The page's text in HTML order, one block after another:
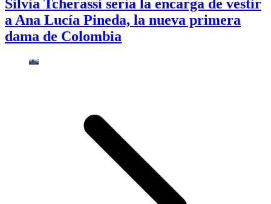
Silvia Tcherassi sería la encarga de vestir
a Ana Lucía Pineda, la nueva primera
dama de Colombia